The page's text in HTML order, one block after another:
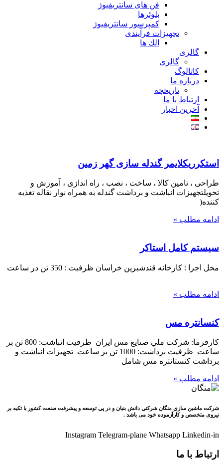
فن های سانتريفيوژ
بلوئرها
کمپرسور سانتریفیوژ
تجهیزات فرآیندی
الك ها
گالری
گالری
کاتالوگ
درباره ما
تاريخچه
ارتباط با ما
آخرین اخبار
استكرريكلايمر گندله سازی گهر زمین
طراحی ، تامين كالا ، ساخت ، نصب ، راه اندازی ، آموزش و
تحويلتجهيزات انباشت و برداشت گندله به همراه نوار نقاله تغذيه
كننده(
ادامه مطلب »
سیستم کامل استاکر
محل اجرا : کارخانه قندشيرين خراسان ظرفيت : 350 تن در ساعت
ادامه مطلب »
كنسانتره مس
كارفرما: شركت ملي صنايع مس ايران ظرفيت انباشت: 800 تن بر
ساعت ظرفيت برداشت: 1000 تن بر ساعت تجهيزات انباشت و
برداشت كنستانتره مس شامل
ادامه مطلب »
شرکت ماشین سازی منگان شرکتی دانش بنیان و در پی توسعه و پیشرفت صنعت کشور با تکیه بر
نیروی متخصص و کارآزموده خود می باشد .
Instagram Telegram-plane Whatsapp Linkedin-in
ارتباط با ما